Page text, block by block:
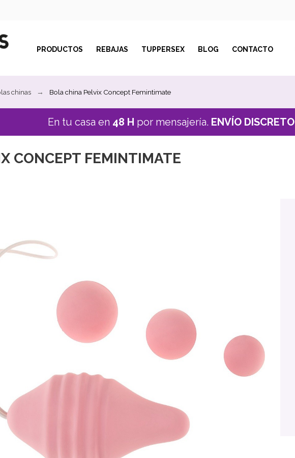
PRODUCTOS REBAJAS TUPPERSEX BLOG CONTACTO
chinas Bola china Pelvix Concept Femintimate
En tu casa en 48 H por mensajería. ENVÍO DISCRETO
CONCEPT FEMINTIMATE